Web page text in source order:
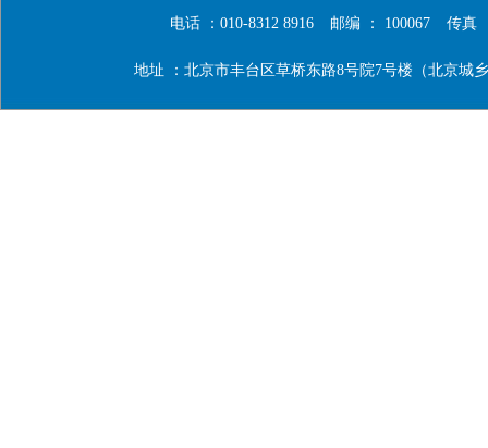
电话 ：010-8312 8916 邮编 ： 100067 传真
地址 ：北京市丰台区草桥东路8号院7号楼（北京城